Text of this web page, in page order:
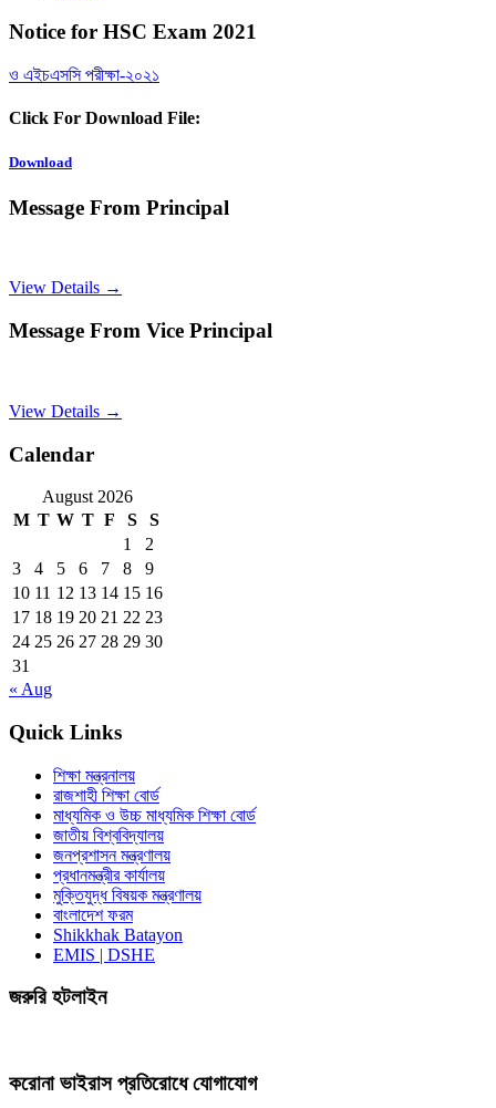
Notice for HSC Exam 2021
ও এইচএসসি পরীক্ষা-২০২১
Click For Download File:
Download
Message From Principal
View Details →
Message From Vice Principal
View Details →
Calendar
August 2026
M T W T F S
S
1
2
3
4 5 6 7 8
9
10 11 12 13 14 15 16
17 18 19 20 21 22 23
24 25 26 27 28 29 30
31
« Aug
Quick Links
শিক্ষা মন্ত্রনালয়
রাজশাহী শিক্ষা বোর্ড
মাধ্যমিক ও উচ্চ মাধ্যমিক শিক্ষা বোর্ড
জাতীয় বিশ্ববিদ্যালয়
জনপ্রশাসন মন্ত্রণালয়
প্রধানমন্ত্রীর কার্যালয়
মুক্তিযুদ্ধ বিষয়ক মন্ত্রণালয়
বাংলাদেশ ফরম
Shikkhak Batayon
EMIS | DSHE
জরুরি হটলাইন
করোনা ভাইরাস প্রতিরোধে যোগাযোগ